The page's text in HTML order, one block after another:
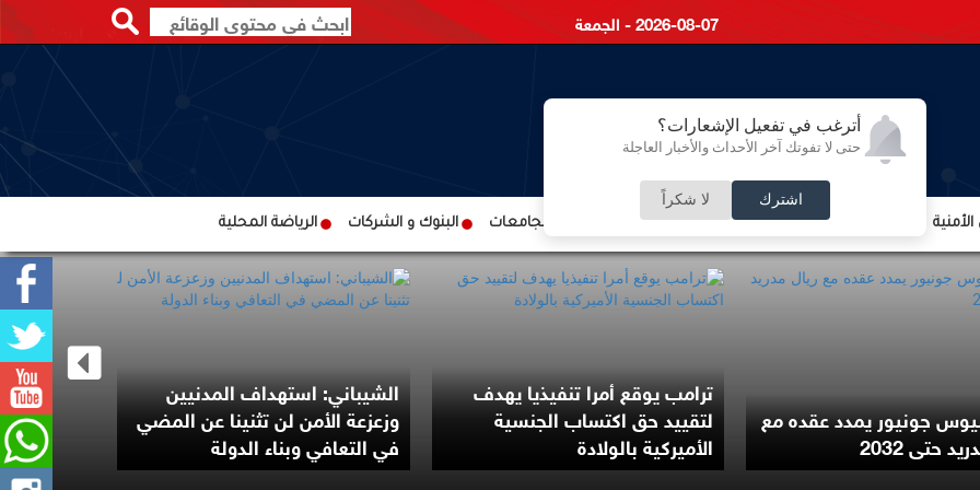
أترغب في تفعيل الإشعارات؟
حتى لا تفوتك آخر الأحداث والأخبار العاجلة
اشترك لا شكراً
2026-08-07 - الجمعة
الشؤون الإقتصادية الشؤون البرلمانية التعليم والجامعات البنوك و الشركات الرياضة المحلية
جونيور يمدد عقده مع
حتى 2032
ترامب يوقع أمرا تنفيذيا يهدف
لتقييد حق اكتساب الجنسية
الأميركية بالولادة
الشيباني: استهداف المدنيين
وزعزعة الأمن لن تثنينا عن المضي
في التعافي وبناء الدولة
ماسك
.. ولا